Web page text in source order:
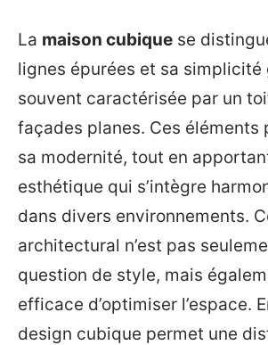
La maison cubique se
lignes épurées et sa simplicité
souvent caractérisée par un
façades planes. Ces éléments
sa modernité, tout en
esthétique qui s’intègre
dans divers environnements.
architectural n’est pas
question de style, mais
efficace d’optimiser l’espace.
design cubique permet une